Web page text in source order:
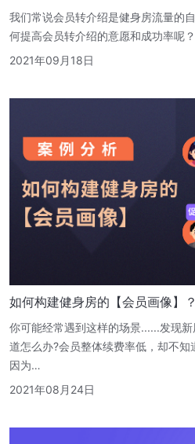
我们常说会员转介绍是健身房流量的
何提高会员转介绍的意愿和成功率呢？
2021年09月18日
如何构建健身房的【会员画像】？
你可能经常遇到这样的场景......发现
道怎么办?会员整体续费率低，却不
因为…
2021年08月24日